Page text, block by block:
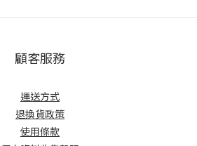
顧客服務
運送方式
退換貨政策
使用條款